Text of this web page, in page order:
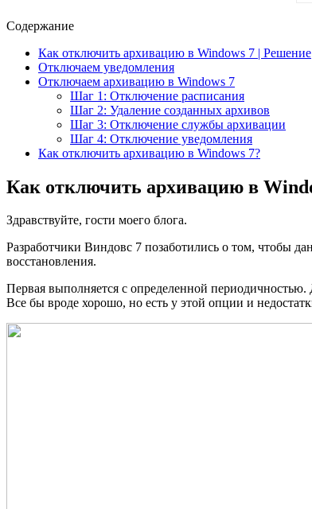
Содержание
Как отключить архивацию в Windows 7 | Решение
Отключаем уведомления
Отключаем архивацию в Windows 7
Шаг 1: Отключение расписания
Шаг 2: Удаление созданных архивов
Шаг 3: Отключение службы архивации
Шаг 4: Отключение уведомления
Как отключить архивацию в Windows 7?
Как отключить архивацию в
Здравствуйте, гости моего блога.
Разработчики Виндовс 7 позаботились о том, чтобы
восстановления.
Первая выполняется с определенной
Все бы вроде хорошо, но есть у этой опции и